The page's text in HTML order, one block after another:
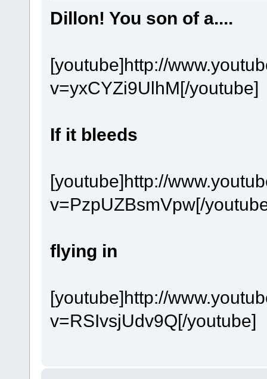
Dillon! You son of a....
[youtube]http://
v=yxCYZi9UlhM[/youtube]
If it bleeds
[youtube]http://
v=PzpUZBsmVpw[/
flying in
[youtube]http://
v=RSIvsjUdv9Q[/youtube]